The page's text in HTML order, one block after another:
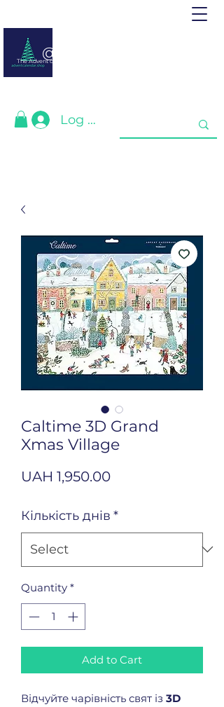
@ adventcalendar.shop
The Advent calendar is a calendar waiting for Christmas or New Year.
Log In
Caltime 3D Grand
Xmas Village
UAH 1,950.00Price
Кількість днів *
Quantity *
Add to Cart
Відчуйте чарівність свят із 3D